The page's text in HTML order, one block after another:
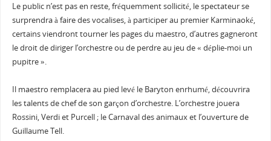
Le public n’est pas en reste, fréquemment sollicité, le spectateur se
surprendra à faire des vocalises, à participer au premier Karminaoké,
certains viendront tourner les pages du maestro, d’autres gagneront
le droit de diriger l’orchestre ou de perdre au jeu de « déplie-moi un
pupitre ».
Il maestro remplacera au pied levé le Baryton enrhumé, découvrira
les talents de chef de son garçon d’orchestre. L’orchestre jouera
Rossini, Verdi et Purcell ; le Carnaval des animaux et l’ouverture de
Guillaume Tell.